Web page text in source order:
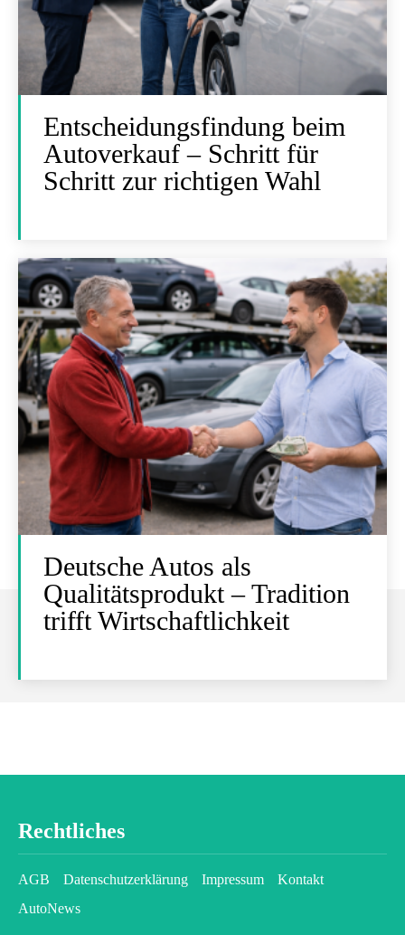
Entscheidungsfindung beim
Autoverkauf – Schritt für
Schritt zur richtigen Wahl
Deutsche Autos als
Qualitätsprodukt – Tradition
trifft Wirtschaftlichkeit
Rechtliches
AGB Datenschutzerklärung Impressum
Kontakt
AutoNews